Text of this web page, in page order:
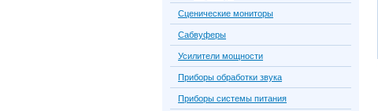
Сценические мониторы
Сабвуферы
Усилители мощности
Приборы обработки звука
Приборы системы питания